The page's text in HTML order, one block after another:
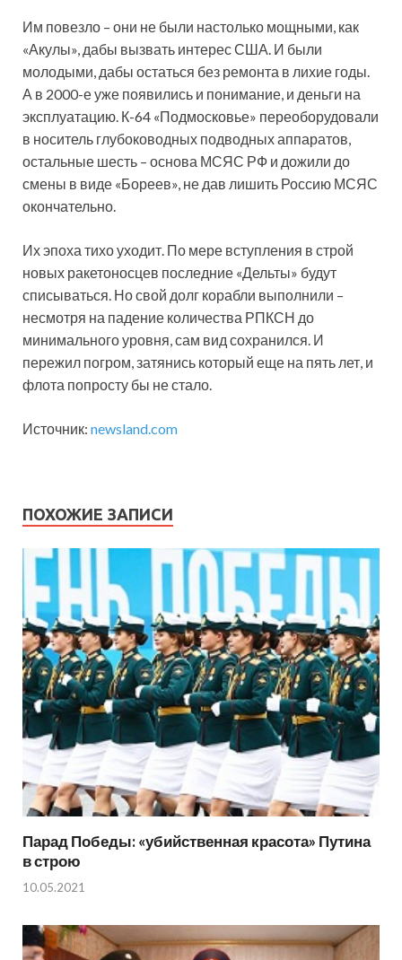
Им повезло – они не были настолько мощными, как
«Акулы», дабы вызвать интерес США. И были
молодыми, дабы остаться без ремонта в лихие годы.
А в 2000-е уже появились и понимание, и деньги на
эксплуатацию. К-64 «Подмосковье» переоборудовали
в носитель глубоководных подводных аппаратов,
остальные шесть – основа МСЯС РФ и дожили до
смены в виде «Бореев», не дав лишить Россию МСЯС
окончательно.
Их эпоха тихо уходит. По мере вступления в строй
новых ракетоносцев последние «Дельты» будут
списываться. Но свой долг корабли выполнили –
несмотря на падение количества РПКСН до
минимального уровня, сам вид сохранился. И
пережил погром, затянись который еще на пять лет, и
флота попросту бы не стало.
Источник: newsland.com
ПОХОЖИЕ ЗАПИСИ
Парад Победы: «убийственная красота» Путина
в строю
10.05.2021